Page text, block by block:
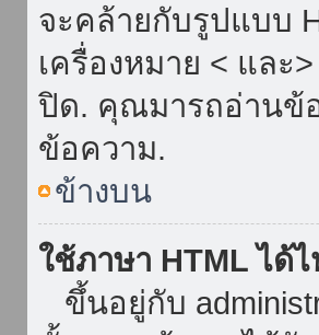
จะคล้ายกับรูปแบบ
เครื่องหมาย < และ
ปิด. คุณมารถอ่านข้
ข้อความ.
ข้างบน
ใช้ภาษา HTML ได้
ขึ้นอยู่กับ